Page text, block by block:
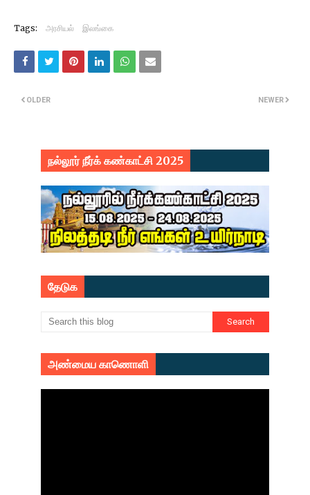
Tags: அரசியல் இலங்கை
NEWER
OLDER
நல்லூர் நீர்க் கண்காட்சி 2025
தேடுக
அண்மைய காணொளி